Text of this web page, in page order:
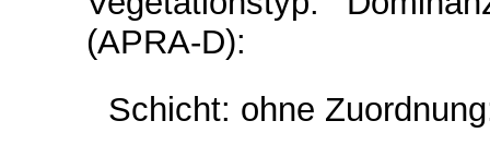
(APRA-D):
Schicht: ohne